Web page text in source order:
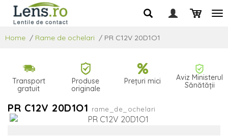
Home / Rame de ochelari / PR C12V 20D1O1
Transport
gratuit
Produse
originale
Prețuri mici
Aviz Ministerul
Sănătății
PR C12V 20D1O1 rame_de_ochelari